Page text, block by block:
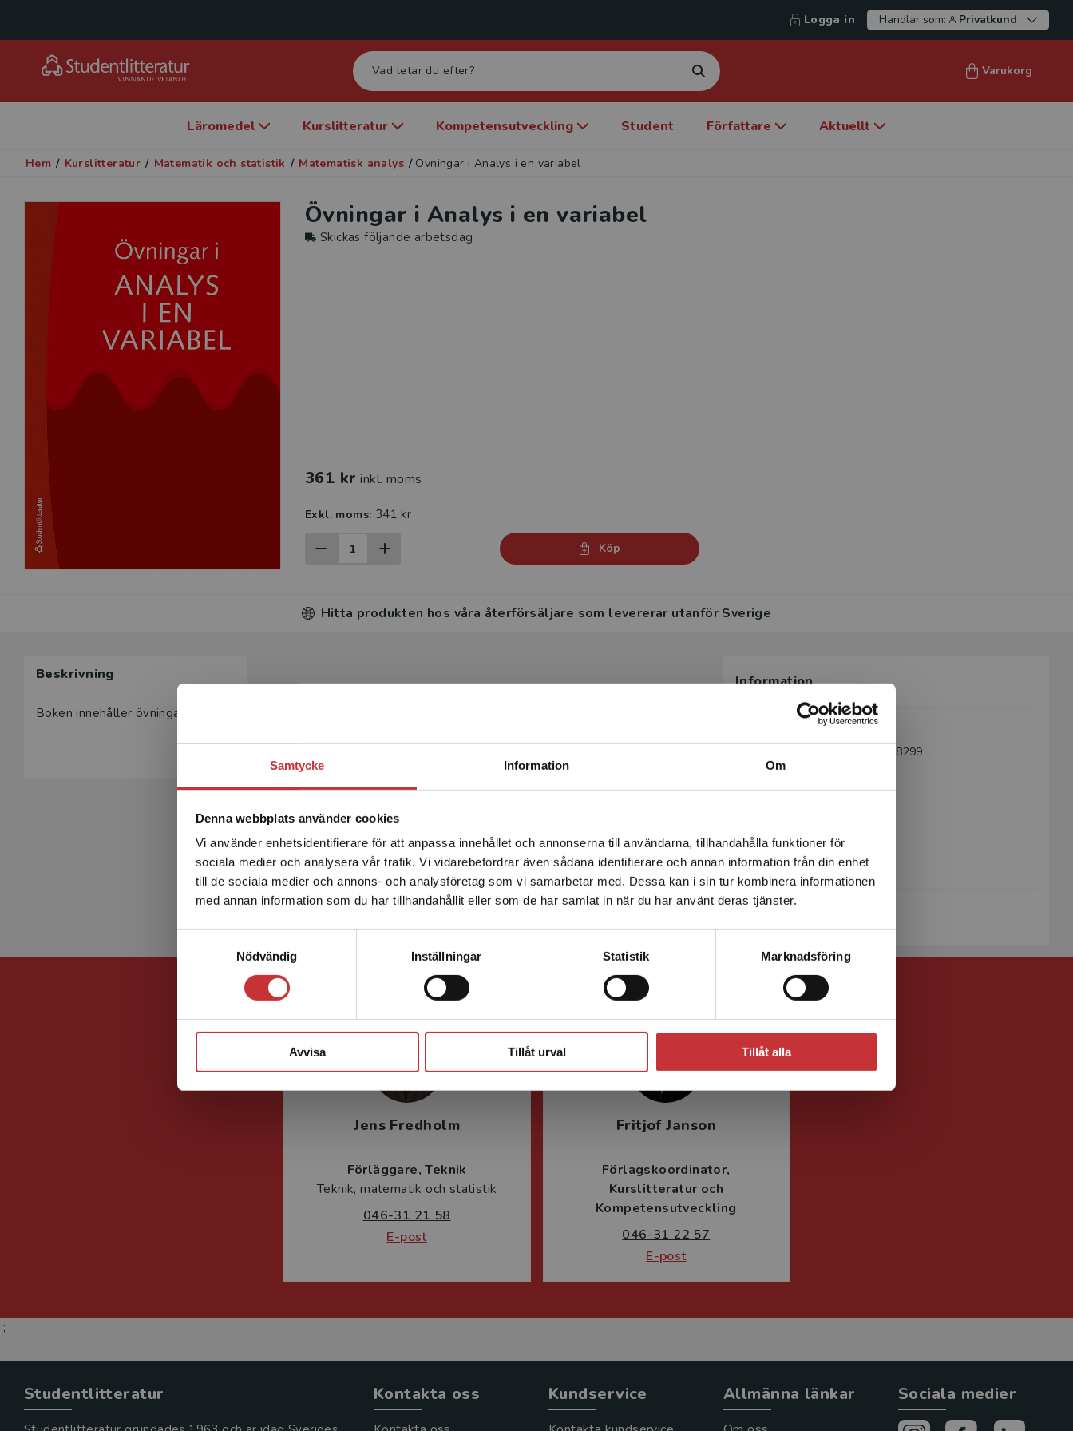
Samtycke Information Om
Denna webbplats använder cookies
Vi använder enhetsidentifierare för att anpassa innehållet och annonserna till användarna, tillhandahålla funktioner för
sociala medier och analysera vår trafik. Vi vidarebefordrar även sådana identifierare och annan information från din enhet
till de sociala medier och annons- och analysföretag som vi samarbetar med. Dessa kan i sin tur kombinera informationen
med annan information som du har tillhandahållit eller som de har samlat in när du har använt deras tjänster.
Nödvändig
Inställningar Statistik Marknadsföring
Avvisa Tillåt urval Tillåt alla
Begränsad fraktregion
Det verkar som att du besöker studentlitteratur.se via en
enhet utanför Sverige. Vi erbjuder inte leveranser utanför
Sverige. För att kunna slutföra ett köp måste
leveransadressen vara i Sverige.Läs mer
Logga in Handlar som: Privatkund
Varukorg
Läromedel Kurslitteratur Kompetensutveckling Student Författare Aktuellt
Hem / Kurslitteratur / Matematik och statistik / Matematisk analys / Övningar i Analys i en variabel
Övningar i Analys i en variabel
Skickas följande arbetsdag
361 kr inkl. moms
Exkl. moms: 341 kr
Köp
Hitta produkten hos våra återförsäljare som levererar utanför Sverige
Beskrivning
Boken innehåller övningar med lösningar till läroboken Analys i en variabel.Lärobok: Analys i en variabel
Information
Svenska
9789144068299
Upplaga:
Sjätte
Sidantal:
323
Köp- och leveransvillkor
Förlagskontakt
Jens Fredholm
Förläggare Teknik
Teknik, matematik och statistik
046-31 21 58
E-post
Fritjof Janson
Förlagskoordinator
Kurslitteratur och
Kompetensutveckling
046-31 22 57
E-post
;
Studentlitteratur Kontakta oss Kundservice Allmänna länkar Sociala medier